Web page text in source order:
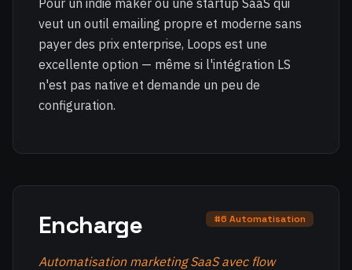
Pour un indie maker ou une startup SaaS qui
veut un outil emailing propre et moderne sans
payer des prix enterprise, Loops est une
excellente option — même si l'intégration LS
n'est pas native et demande un peu de
configuration.
Encharge #6 Automatisation
Automatisation marketing SaaS avec flow